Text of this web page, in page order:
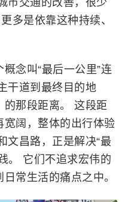
多是依靠这种持续、
念叫“最后一公里”连
干道到最终目的地
的那段距离。 这段距
宽阔，整体的出行体验
文昌路，正是解决“最
。 它们不追求宏伟的
常生活的痛点之中。